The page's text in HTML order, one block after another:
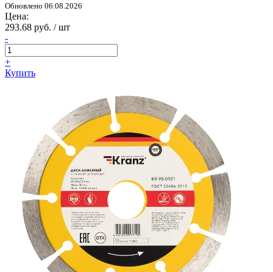
Обновлено 06.08.2026
Цена:
293.68 руб. / шт
-
+
Купить